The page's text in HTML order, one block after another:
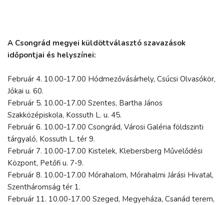
A Csongrád megyei küldöttválasztó szavazások
időpontjai és helyszínei:
Február 4. 10.00-17.00 Hódmezővásárhely, Csúcsi Olvasókör,
Jókai u. 60.
Február 5. 10.00-17.00 Szentes, Bartha János
Szakközépiskola, Kossuth L. u. 45.
Február 6. 10.00-17.00 Csongrád, Városi Galéria földszinti
tárgyaló, Kossuth L. tér 9.
Február 7. 10.00-17.00 Kistelek, Klebersberg Művelődési
Központ, Petőfi u. 7-9.
Február 8. 10.00-17.00 Mórahalom, Mórahalmi Járási Hivatal,
Szentháromság tér 1.
Február 11. 10.00-17.00 Szeged, Megyeháza, Csanád terem,